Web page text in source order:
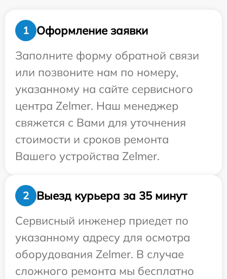
1
Оформление заявки
Заполните форму обратной связи
или позвоните нам по номеру,
указанному на сайте сервисного
центра Zelmer. Наш менеджер
свяжется с Вами для уточнения
стоимости и сроков ремонта
Вашего устройства Zelmer.
2
Выезд курьера за 35 минут
Сервисный инженер приедет по
указанному адресу для осмотра
оборудования Zelmer. В случае
сложного ремонта мы бесплатно